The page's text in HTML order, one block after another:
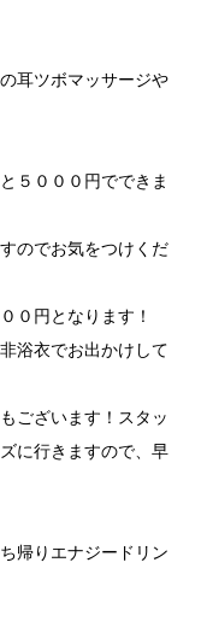
耳ツボマッサージや
５０００円でできま
のでお気をつけくだ
０円となります！
浴衣でお出かけして
ございます！スタッ
に行きますので、早
帰りエナジードリン